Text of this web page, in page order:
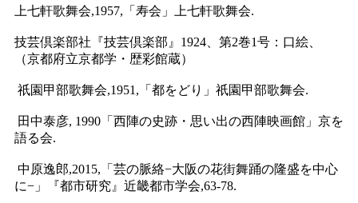
上七軒歌舞会,1957,「寿会」上七軒歌舞会.
技芸倶楽部社『技芸倶楽部』1924、第2巻1号：口絵、
（京都府立京都学・歴彩館蔵）
祇園甲部歌舞会,1951,「都をどり」祇園甲部歌舞会.
田中泰彦, 1990「西陣の史跡・思い出の西陣映画館」京を
語る会.
中原逸郎,2015,「芸の脈絡−大阪の花街舞踊の隆盛を中心
に−」『都市研究』近畿都市学会,63-78.